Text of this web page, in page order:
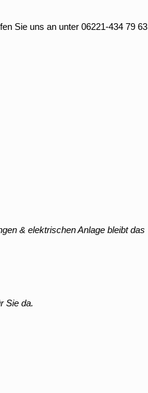
Sie uns an unter 06221-434 79 63
& elektrischen Anlage bleibt das
Sie da.